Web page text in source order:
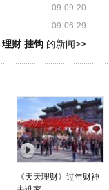
09-09-20
09-06-29
理财 挂钩的新闻>>
《天天理财》过年财神